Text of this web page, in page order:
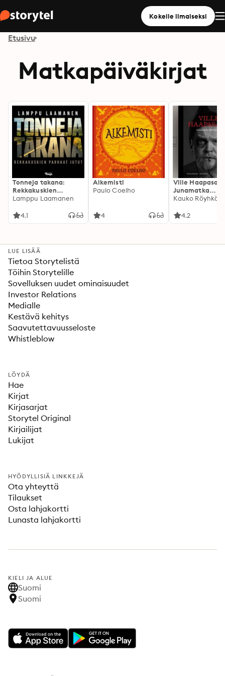
Kokeile ilmaiseksi
Etusivu
Matkapäiväkirjat
Tonneja takana:
Rekkakuskien
parhaat jutut
Lamppu Laamanen
4.1
Alkemisti
Paulo Coelho
4
Ville
Junamatka
Moskovaan
4.2
LUE LISÄÄ
Tietoa Storytelistä
Töihin Storytelille
Sovelluksen uudet ominaisuudet
Investor Relations
Medialle
Kestävä kehitys
Saavutettavuusseloste
Whistleblow
LÖYDÄ
Hae
Kirjat
Kirjasarjat
Storytel Original
Kirjailijat
Lukijat
HYÖDYLLISIÄ LINKKEJÄ
Ota yhteyttä
Tilaukset
Osta lahjakortti
Lunasta lahjakortti
KIELI JA ALUE
Suomi
Suomi